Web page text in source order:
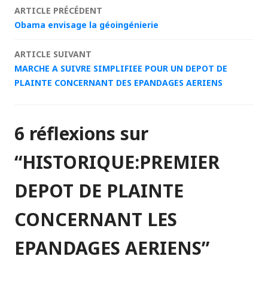
Navigation
articles
ARTICLE PRÉCÉDENT
Obama envisage la géoingénierie
ARTICLE SUIVANT
MARCHE A SUIVRE SIMPLIFIEE POUR UN DEPOT DE
PLAINTE CONCERNANT DES EPANDAGES AERIENS
6 réflexions sur
“HISTORIQUE:PREMIER
DEPOT DE PLAINTE
CONCERNANT LES
EPANDAGES AERIENS”